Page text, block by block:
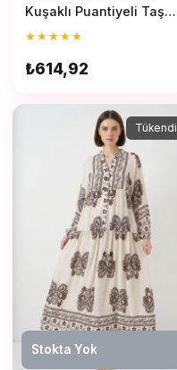
Kuşaklı Puantiyeli Taş
Elbise
★★★★★
₺614,92
Tükendi
Stokta Yok